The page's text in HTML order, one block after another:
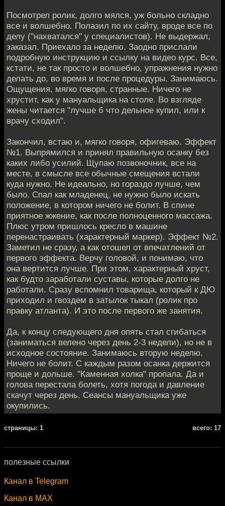
Посмотрел ролик, долго мялся, уж больно складно
все и волшебно. Полазил по их сайту, вроде все по
делу ("нахватался" у специалистов). Не выдержал,
заказал. Приехало за неделю. Заодно прислали
подробную инструкцию и ссылку на видео курс. Все,
кстати, не так просто и волшебно, упражнения нужно
делать до, во время и после процедуры. Занимаюсь.
Ощущения, мягко говоря, странные. Ничего не
хрустит, как у мануальщика на столе. Во взгляде
жены читается "лучше б что дельное купил, или к
врачу сходил".
Закончил, встаю и, мягко говоря, офигеваю. Эффект
№1. Выпрямился и принял правильную осанку без
каких либо усилий. Щупаю позвоночник, все на
месте, в смысле все обычные смещения встали
куда нужно. Не идеально, но гораздо лучше, чем
было. Спал как младенец, не нужно было искать
положение, в котором ничего не болит. В спине
приятное жжение, как после полноценного массажа.
Плюс утром пришлось кресло в машине
перенастраивать (характерный маркер). Эффект №2.
Заметил не сразу, а как отошел от впечатлений от
первого эффекта. Верчу головой, и понимаю, что
она вертится лучше. При этом, характерный хруст,
как будто заработали суставы, которые долго не
работали. Сразу вспомнил товарища, который к ДЮ
приходил и гвоздем в затылок тыкал (ролик про
правку атланта). И это после первого же занятия.
Да, к концу следующего дня опять стал сгибаться
(заниматься велено через день 2-3 недели), но не в
исходное состояние. Занимаюсь вторую неделю.
Ничего не болит. С каждым разом осанка держится
проще и дольше. "Каменная холка" пропала. Да и
голова перестала болеть, хотя погода и давление
скачут через день. Сеансы мануальщика уже
окупились.
cтраницы: 1 всего: 17
полезные ссылки
Канал в Telegram
Канал в MAX